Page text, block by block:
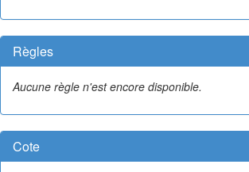
Règles
Aucune règle n'est encore disponible.
Cote